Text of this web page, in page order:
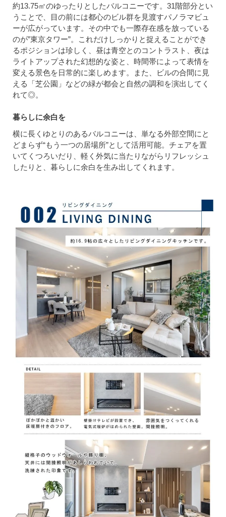
約13.75㎡のゆったりとしたバルコニーです。31階部分とい
うことで、目の前には都心のビル群を見渡すパノラマビュ
ーが広がっています。その中でも一際存在感を放っている
のが”東京タワー”。これだけしっかりと捉えることができ
るポジションは珍しく、昼は青空とのコントラスト、夜は
ライトアップされた幻想的な姿と、時間帯によって表情を
変える景色を日常的に楽しめます。また、ビルの合間に見
える「芝公園」などの緑が都会と自然の調和を演出してく
れて◎。
暮らしに余白を
横に長くゆとりのあるバルコニーは、単なる外部空間にと
どまらず“もう一つの居場所”として活用可能。チェアを置
いてくつろいだり、軽く外気に当たりながらリフレッシュ
したりと、暮らしに余白を生み出してくれます。